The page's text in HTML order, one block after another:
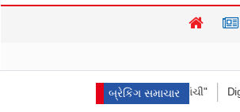
બ્રેકિંગ સમાચાર
"હબીબી, કમ ટુ રાંચી" Digitally Yours: આ